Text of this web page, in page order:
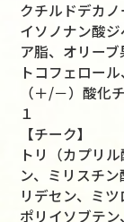
クチルドデカ
イソノナン酸
ア脂、オリー
トコフェロー
（＋/－）酸化
１
【チーク】
トリ（カプリ
ン、ミリスチ
リデセン、ミ
ポリイソブテン